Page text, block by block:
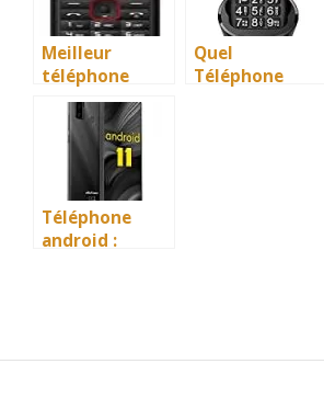
Meilleur
téléphone
chantier 2026 :
Que choisir ?
Quel
Téléphone
Téléphone
android :